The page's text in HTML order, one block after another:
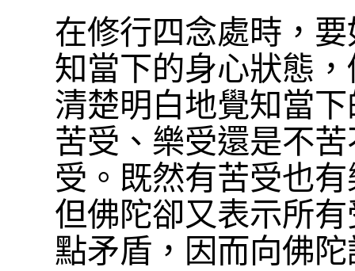
在修行四念處時，
知當下的身心狀態
清楚明白地覺知當
苦受、樂受還是不
受。既然有苦受也
但佛陀卻又表示所
點矛盾，因而向佛